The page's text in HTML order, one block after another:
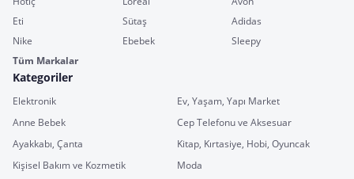
Eti
Sütaş
Adidas
Nike
Ebebek
Sleepy
Tüm Markalar
Kategoriler
Elektronik
Ev, Yaşam, Yapı Market
Anne Bebek
Cep Telefonu ve Aksesuar
Ayakkabı, Çanta
Kitap, Kırtasiye, Hobi, Oyuncak
Kişisel Bakım ve Kozmetik
Moda